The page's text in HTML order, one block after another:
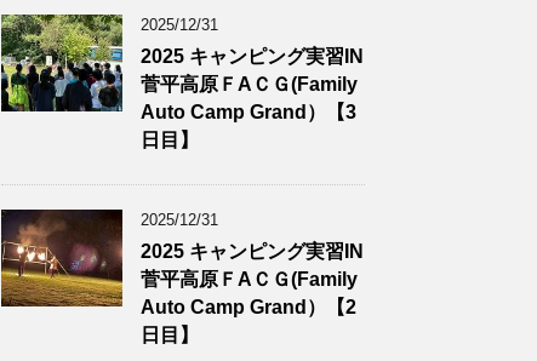
2025/12/31
2025 キャンピング実習IN
菅平高原ＦAＣＧ(Family
Auto Camp Grand）【3
日目】
2025/12/31
2025 キャンピング実習IN
菅平高原ＦAＣＧ(Family
Auto Camp Grand）【2
日目】